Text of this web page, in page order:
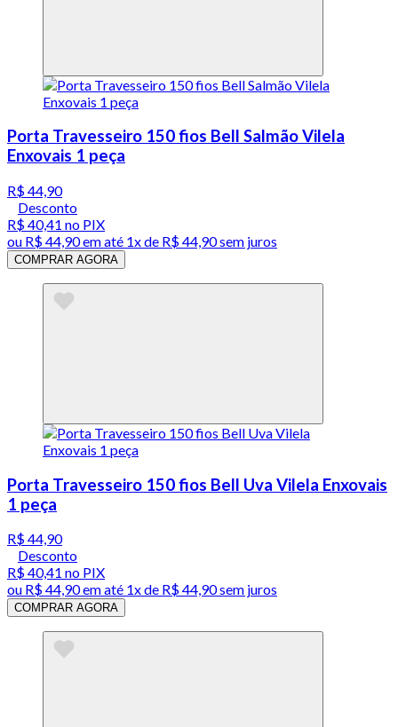
Porta Travesseiro 150 fios Bell Salmão Vilela
Enxovais 1 peça
R$ 44,90
Desconto
R$ 40,41 no PIX
ou R$ 44,90em até 1x de R$ 44,90sem juros
COMPRAR AGORA
Porta Travesseiro 150 fios Bell Uva Vilela Enxovais
1 peça
R$ 44,90
Desconto
R$ 40,41 no PIX
ou R$ 44,90em até 1x de R$ 44,90sem juros
COMPRAR AGORA